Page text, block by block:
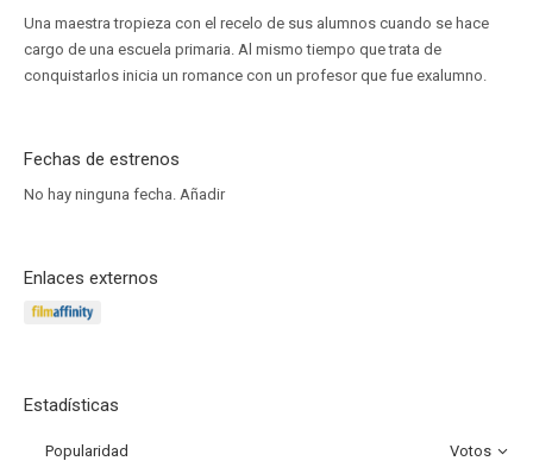
Una maestra tropieza con el recelo de sus alumnos cuando se hace
cargo de una escuela primaria. Al mismo tiempo que trata de
conquistarlos inicia un romance con un profesor que fue exalumno.
Fechas de estrenos
No hay ninguna fecha. Añadir
Enlaces externos
Estadísticas
Popularidad Votos